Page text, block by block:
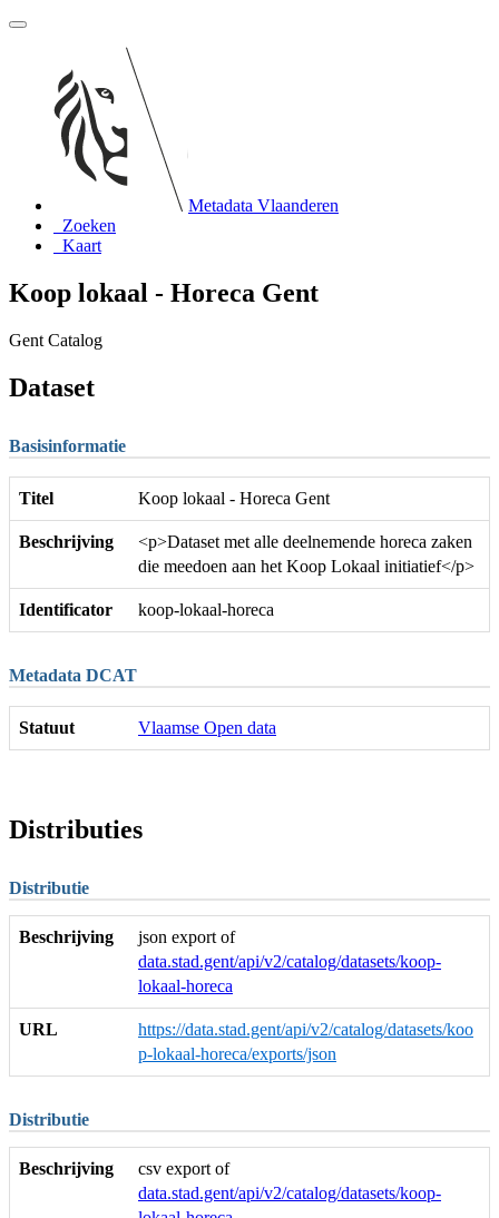
Metadata Vlaanderen
Zoeken
Kaart
Koop lokaal - Horeca Gent
Gent Catalog
Dataset
Basisinformatie
Titel Koop lokaal - Horeca Gent
Beschrijving
<p>Dataset met alle deelnemende horeca zaken
die meedoen aan het Koop Lokaal initiatief</p>
Identificator koop-lokaal-horeca
Metadata DCAT
Statuut Vlaamse Open data
Distributies
Distributie
Beschrijving
json export of
data.stad.gent/api/v2/catalog/datasets/koop-
lokaal-horeca
URL
https://data.stad.gent/api/v2/catalog/datasets/koo
p-lokaal-horeca/exports/json
Distributie
Beschrijving
csv export of
data.stad.gent/api/v2/catalog/datasets/koop-